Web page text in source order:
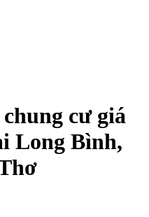
cư giá
Long Bình,